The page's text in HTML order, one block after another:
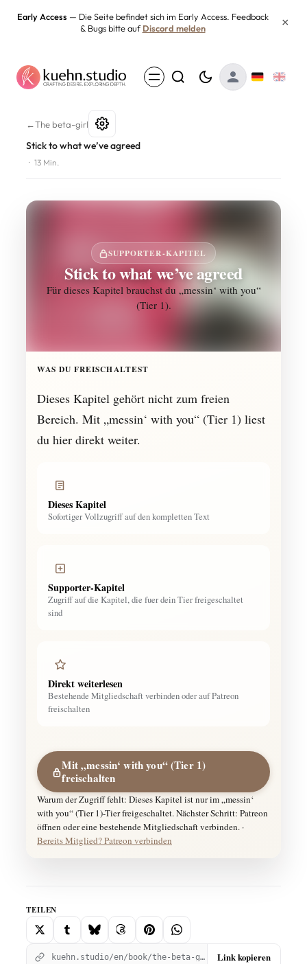
Zum
Early Access — Die Seite befindet sich im Early Access. Feedback
& Bugs bitte aufDiscord melden ×
Stick to what we’ve agreed
←The beta-girl
Stick to what we’ve agreed
· 13 Min.
SUPPORTER-KAPITEL
Stick to what we’ve agreed
Für dieses Kapitel brauchst du „messin‘ with you“
(Tier 1).
WAS DU FREISCHALTEST
Dieses Kapitel gehört nicht zum freien
Bereich. Mit „messin‘ with you“ (Tier 1) liest
du hier direkt weiter.
Dieses Kapitel
Sofortiger Vollzugriff auf den kompletten Text
Supporter-Kapitel
Zugriff auf die Kapitel, die fuer dein Tier freigeschaltet
sind
Direkt weiterlesen
Bestehende Mitgliedschaft verbinden oder auf Patreon
freischalten
Mit „messin‘ with you“ (Tier 1)
freischalten
Warum der Zugriff fehlt: Dieses Kapitel ist nur im „messin‘
with you“ (Tier 1)-Tier freigeschaltet. Nächster Schritt: Patreon
öffnen oder eine bestehende Mitgliedschaft verbinden. ·
Bereits Mitglied? Patreon verbinden
TEILEN
kuehn.studio/en/book/the-beta-girl/stick-to-what-weve-agreed/?utm_source=kuehnstudio&utm_medium=social_share&utm_campaign=chapter_525&utm_content=copy_link Link kopieren